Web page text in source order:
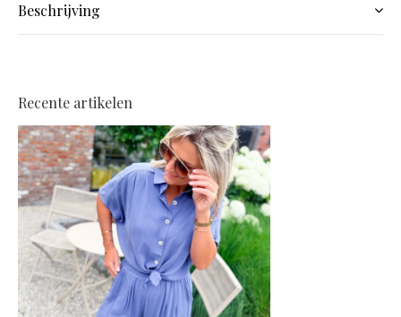
Beschrijving
Recente artikelen